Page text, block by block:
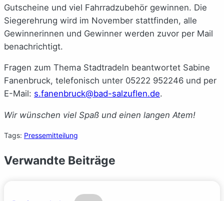
Gutscheine und viel Fahrradzubehör gewinnen. Die
Siegerehrung wird im November stattfinden, alle
Gewinnerinnen und Gewinner werden zuvor per Mail
benachrichtigt.
Fragen zum Thema Stadtradeln beantwortet Sabine
Fanenbruck, telefonisch unter 05222 952246 und per
E-Mail: s.fanenbruck@bad-salzuflen.de.
Wir wünschen viel Spaß und einen langen Atem!
Tags: Pressemitteilung
Verwandte Beiträge